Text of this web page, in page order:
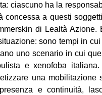
ciascuno ha la
concessa a questi
di Lealtà
sono tempi in
uno scenario in cui
e xenofoba
una
e continuità,